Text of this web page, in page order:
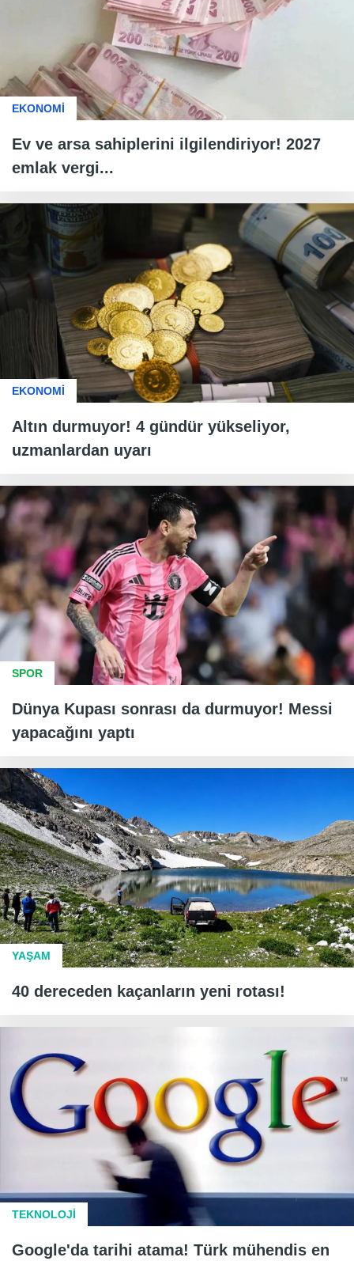
EKONOMİ
Ev ve arsa sahiplerini ilgilendiriyor! 2027
emlak vergi...
EKONOMİ
Altın durmuyor! 4 gündür yükseliyor,
uzmanlardan uyarı
SPOR
Dünya Kupası sonrası da durmuyor! Messi
yapacağını yaptı
YAŞAM
40 dereceden kaçanların yeni rotası!
TEKNOLOJİ
Google'da tarihi atama! Türk mühendis en